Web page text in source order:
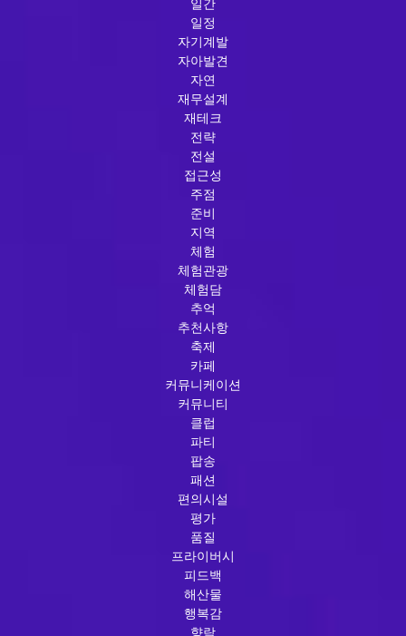
일정
자기계발
자아발견
자연
재무설계
재테크
전략
전설
접근성
주점
준비
지역
체험
체험관광
체험담
추억
추천사항
축제
카페
커뮤니케이션
커뮤니티
클럽
파티
팝송
패션
편의시설
평가
품질
프라이버시
피드백
해산물
행복감
향락